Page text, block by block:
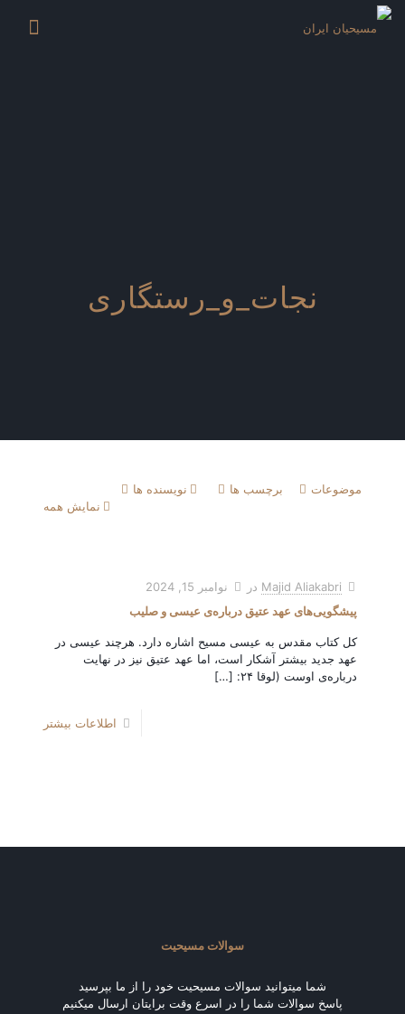
نجات_و_رستگاری
موضوعات برچسب ها
نویسنده ها
نمایش همه
Majid Aliakabri در
نوامبر 15, 2024
پیشگویی‌های عهد عتیق درباره‌ی عیسی و صلیب
کل کتاب مقدس به عیسی مسیح اشاره دارد. هرچند عیسی در
عهد جدید بیشتر آشکار است، اما عهد عتیق نیز در نهایت
درباره‌ی اوست (لوقا ۲۴:
[…]
اطلاعات بیشتر
سوالات مسیحیت
شما میتوانید سوالات مسیحیت خود را از ما بپرسید
پاسخ سوالات شما را در اسرع وقت برایتان ارسال میکنیم